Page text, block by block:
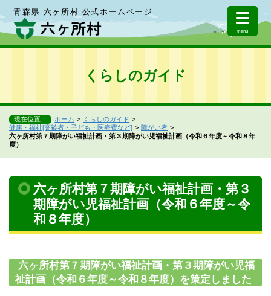
青森県 六ヶ所村 公式ホームページ
menu
くらしのガイド
現在位置： ホーム
くらしのガイド
健康・福祉[高齢者・子ども・医療費など]
障がい者
六ヶ所村第７期障がい福祉計画・第３期障がい児福祉計画（令和６年度～令和８年
度）
六ヶ所村第７期障がい福祉計画・第３
期障がい児福祉計画（令和６年度～令
和８年度）
六ヶ所村第７期障がい福祉計画・第３期障がい児福
祉計画（令和６年度～令和８年度）を策定しました